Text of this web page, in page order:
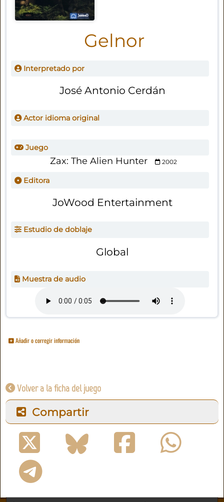
Gelnor
Interpretado por
José Antonio Cerdán
Actor idioma original
Juego
Zax: The Alien Hunter 2002
Editora
JoWood Entertainment
Estudio de doblaje
Global
Muestra de audio
Añadir o corregir información
Volver a la ficha del juego
Compartir